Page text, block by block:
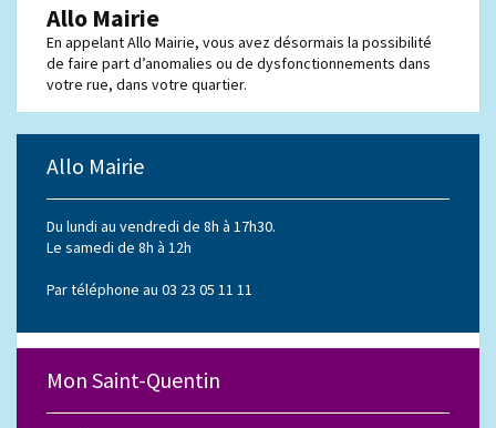
Allo Mairie
En appelant Allo Mairie, vous avez désormais la possibilité
de faire part d’anomalies ou de dysfonctionnements dans
votre rue, dans votre quartier.
Allo Mairie
Du lundi au vendredi de 8h à 17h30.
Le samedi de 8h à 12h
Par téléphone au 03 23 05 11 11
Mon Saint-Quentin